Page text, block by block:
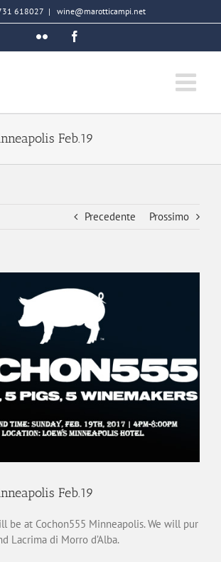
618027 | wine@marotticampi.net
Flickr
Feb.19
Precedente Prossimo
Feb.19
be at Cochon555 Minneapolis. We will pur
Lacrima di Morro d’Alba.